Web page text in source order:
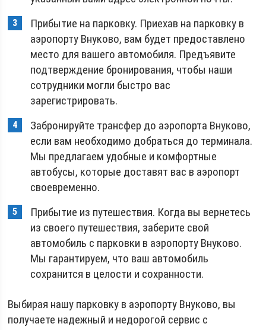
Прибытие на парковку. Приехав на парковку в
аэропорту Внуково, вам будет предоставлено
место для вашего автомобиля. Предъявите
подтверждение бронирования, чтобы наши
сотрудники могли быстро вас
зарегистрировать.
Забронируйте трансфер до аэропорта Внуково,
если вам необходимо добраться до терминала.
Мы предлагаем удобные и комфортные
автобусы, которые доставят вас в аэропорт
своевременно.
Прибытие из путешествия. Когда вы вернетесь
из своего путешествия, заберите свой
автомобиль с парковки в аэропорту Внуково.
Мы гарантируем, что ваш автомобиль
сохранится в целости и сохранности.
Выбирая нашу парковку в аэропорту Внуково, вы
получаете надежный и недорогой сервис с